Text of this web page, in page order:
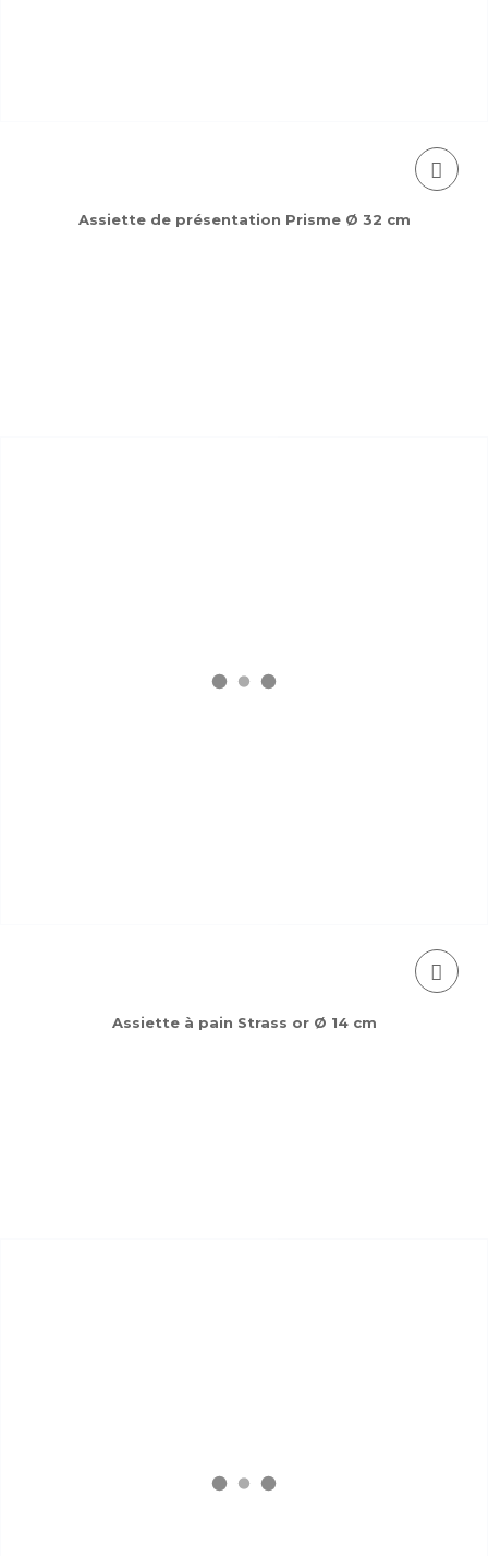
Assiette de présentation Prisme Ø 32 cm
Assiette à pain Strass or Ø 14 cm